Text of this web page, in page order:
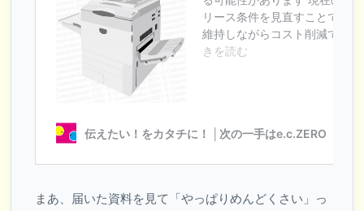
まあ、届いた資料を見て「やっぱりめんどくさい」っ